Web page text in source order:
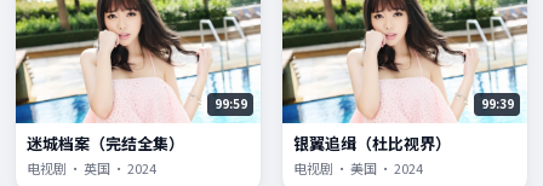
99:59
迷城档案（完结全集）
电视剧 · 英国 · 2024
99:39
银翼追缉（杜比视界）
电视剧 · 美国 · 2024